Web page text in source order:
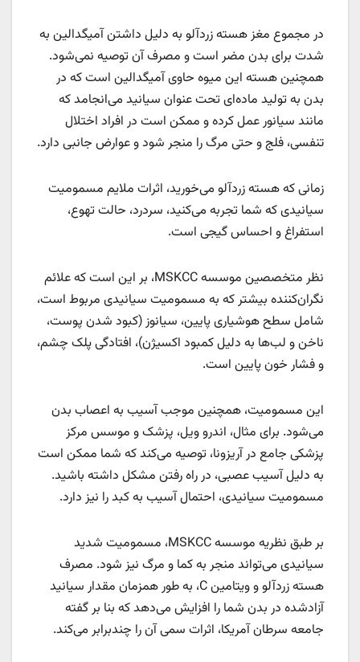
در مجموع مغز هسته زردآلو به دلیل داشتن آمیگدالین به
شدت برای بدن مضر است و مصرف آن توصیه نمی‌شود.
همچنین هسته این میوه حاوی آمیگدالین است که در
بدن به تولید ماده‌ای تحت عنوان سیانید می‌انجامد که
مانند سیانور عمل کرده و ممکن است در افراد اختلال
تنفسی، فلج و حتی مرگ را منجر شود و عوارض جانبی دارد.
زمانی که هسته زردآلو می‌خورید، اثرات ملایم مسمومیت
سیانیدی که شما تجربه می‌کنید، سردرد، حالت تهوع،
استفراغ و احساس گیجی است.
نظر متخصصین موسسه MSKCC، بر این است که علائم
نگران‌کننده بیشتر که به مسمومیت سیانیدی مربوط است،
شامل سطح هوشیاری پایین، سیانوز (کبود شدن پوست،
ناخن و لب‌ها به دلیل کمبود اکسیژن)، افتادگی پلک چشم،
و فشار خون پایین است.
این مسمومیت، همچنین موجب آسیب به اعصاب بدن
می‌شود. برای مثال، اندرو ویل، پزشک و موسس مرکز
پزشکی جامع در آریزونا، توصیه می‌کند که شما ممکن است
به دلیل آسیب عصبی، در راه رفتن مشکل داشته باشید.
مسمومیت سیانیدی، احتمال آسیب به کبد را نیز دارد.
بر طبق نظریه موسسه MSKCC، مسمومیت شدید
سیانیدی می‌تواند منجر به کما و مرگ نیز شود. مصرف
هسته زردآلو و ویتامین C، به طور همزمان مقدار سیانید
آزادشده در بدن شما را افزایش می‌دهد که بنا بر گفته
جامعه سرطان آمریکا، اثرات سمی آن را چندبرابر می‌کند.